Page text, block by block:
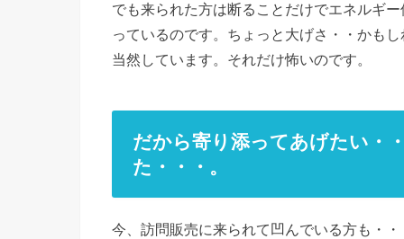
でも来られた方は断ることだけでエネルギ
っているのです。ちょっと大げさ・・かも
当然しています。それだけ怖いのです。
だから寄り添ってあげたい・
た・・・。
今、訪問販売に来られて凹んでいる方も・